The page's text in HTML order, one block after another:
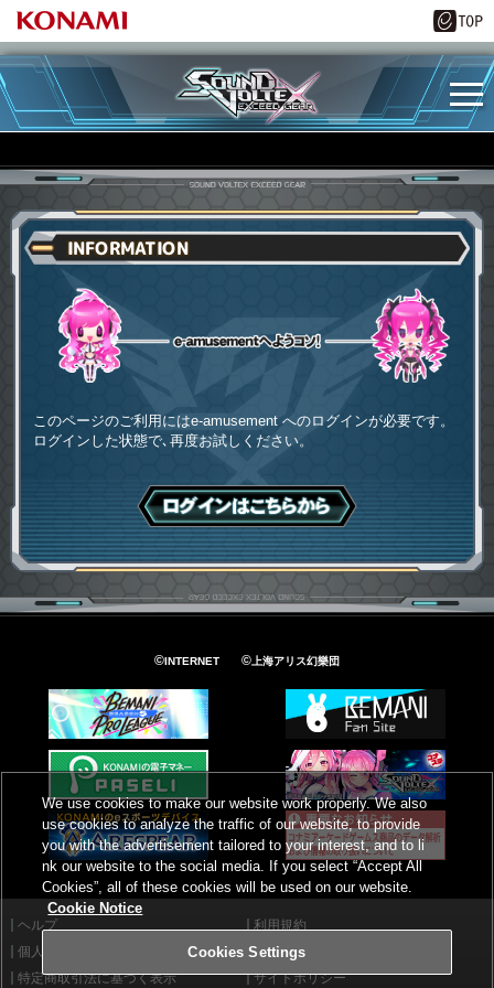
INFORMATION
このページのご利用にはe-amusement へのログインが必要です。
ログインした状態で､再度お試しください。
ログインはこちら
©INTERNET ©上海アリス幻樂団
ヘルプ
利用規約
個人情報等保護方針
外部送信について
特定商取引法に基づく表示
サイトポリシー
We use cookies to make our website work properly. We also
use cookies to analyze the traffic of our website, to provide
you with the advertisement tailored to your interest, and to li
nk our website to the social media. If you select “Accept All
Cookies”, all of these cookies will be used on our website.
Cookie Notice
Cookies Settings